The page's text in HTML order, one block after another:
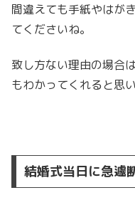
間違えても手紙やはが
てくださいね。
致し方ない理由の場合
もわかってくれると思い
結婚式当日に急遽